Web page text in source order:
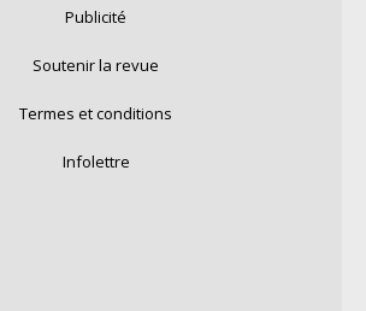
Publicité
Soutenir la revue
Termes et conditions
Infolettre